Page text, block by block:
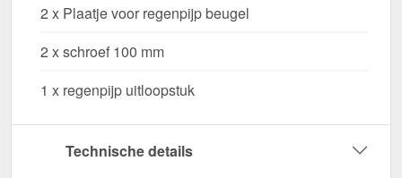
Waarom Stalen dakgoot voordeelpakket 7,00 m?
Hoogwaardig Staal
Efficiënte waterafvoer
125 / 90 mm diameter.
Eenvoudige montage
– Perfecte pasvorm voor
2 x Plaatje voor regenpijp beugel
2 x schroef 100 mm
1 x regenpijp uitloopstuk
Technische details